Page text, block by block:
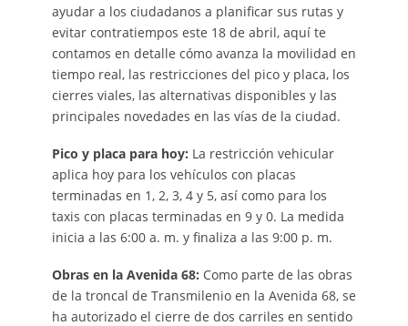
ayudar a los ciudadanos a planificar sus rutas y
evitar contratiempos este 18 de abril, aquí te
contamos en detalle cómo avanza la movilidad en
tiempo real, las restricciones del pico y placa, los
cierres viales, las alternativas disponibles y las
principales novedades en las vías de la ciudad.
Pico y placa para hoy: La restricción vehicular
aplica hoy para los vehículos con placas
terminadas en 1, 2, 3, 4 y 5, así como para los
taxis con placas terminadas en 9 y 0. La medida
inicia a las 6:00 a. m. y finaliza a las 9:00 p. m.
Obras en la Avenida 68: Como parte de las obras
de la troncal de Transmilenio en la Avenida 68, se
ha autorizado el cierre de dos carriles en sentido